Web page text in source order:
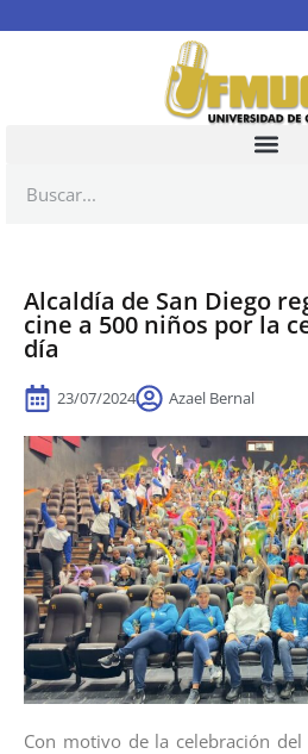
Alcaldía de San Diego
cine a 500 niños por la
día
23/07/2024 Azael Bernal
Con motivo de la celebración